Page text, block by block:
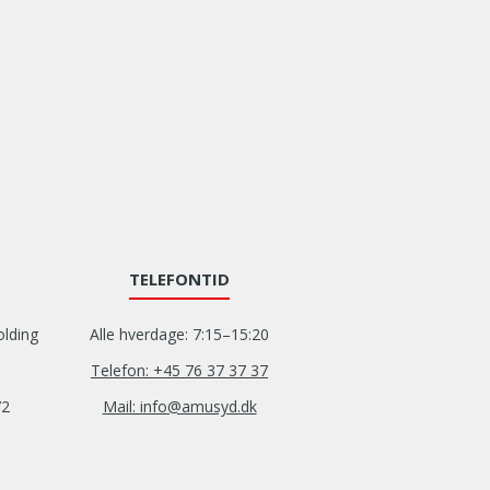
TELEFONTID
Alle hverdage: 7:15–15:20
Telefon: +45 76 37 37 37
Mail: info@amusyd.dk